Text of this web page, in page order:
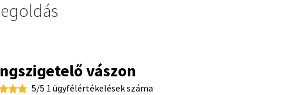
vászon
5/5 1 ügyfélértékelések száma